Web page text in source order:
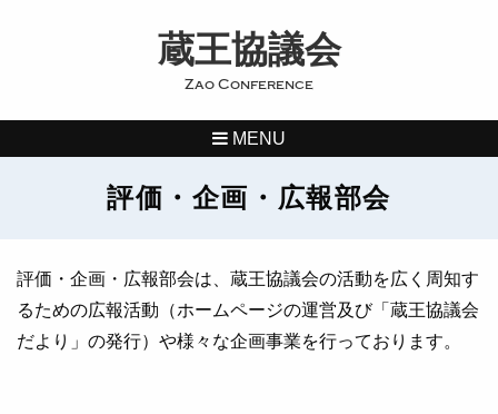
蔵王協議会
Zao Conference
MENU
評価・企画・広報部会
評価・企画・広報部会は、蔵王協議会の活動を広く周知す
るための広報活動（ホームページの運営及び「蔵王協議会
だより」の発行）や様々な企画事業を行っております。